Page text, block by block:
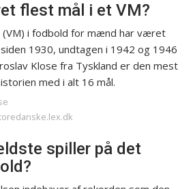
flest mål i et VM?
i fodbold for mænd har været
1930, undtagen i 1942 og 1946
Klose fra Tyskland er den mest
med i alt 16 mål.
spiller på det